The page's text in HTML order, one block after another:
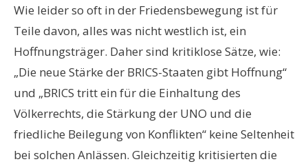
Wie leider so oft in der Friedensbewegung ist für
Teile davon, alles was nicht westlich ist, ein
Hoffnungsträger. Daher sind kritiklose Sätze, wie:
„Die neue Stärke der BRICS-Staaten gibt Hoffnung“
und „BRICS tritt ein für die Einhaltung des
Völkerrechts, die Stärkung der UNO und die
friedliche Beilegung von Konflikten“ keine Seltenheit
bei solchen Anlässen. Gleichzeitig kritisierten die